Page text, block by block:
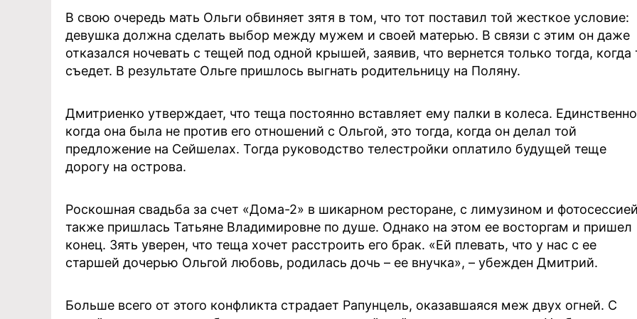
В свою очередь мать Ольги обвиняет зятя в том, что тот поставил той жесткое условие:
девушка должна сделать выбор между мужем и своей матерью. В связи с этим он даже
отказался ночевать с тещей под одной крышей, заявив, что вернется только тогда, когда
съедет. В результате Ольге пришлось выгнать родительницу на Поляну.
Дмитриенко утверждает, что теща постоянно вставляет ему палки в колеса.
когда она была не против его отношений с Ольгой, это тогда, когда он делал той
предложение на Сейшелах. Тогда руководство телестройки оплатило будущей теще
дорогу на острова.
Роскошная свадьба за счет «Дома-2» в шикарном ресторане, с лимузином и
также пришлась Татьяне Владимировне по душе. Однако на этом ее восторгам и пришел
конец. Зять уверен, что теща хочет расстроить его брак. «Ей плевать, что у нас с ее
старшей дочерью Ольгой любовь, родилась дочь – ее внучка», – убежден Дмитрий.
Больше всего от этого конфликта страдает Рапунцель, оказавшаяся меж двух огней. С